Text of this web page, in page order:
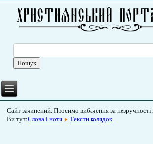
Сайт зачинений. Просимо вибачення за незручності.
Ви тут:Слова і ноти Тексти колядок